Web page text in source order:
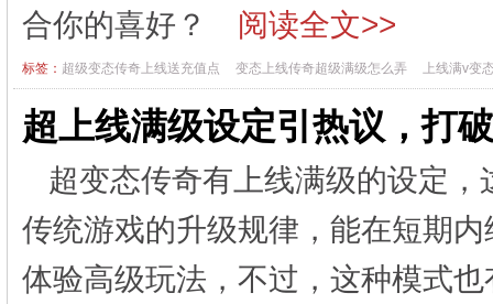
合你的喜好？ 阅读全文>>
标签： 超级变态传奇上线送充值点 变态上线传奇超级满级怎么弄 上线满v变
超上线满级设定引热议，打
超变态传奇有上线满级的设定
传统游戏的升级规律，能在短期
体验高级玩法，不过，这种模式